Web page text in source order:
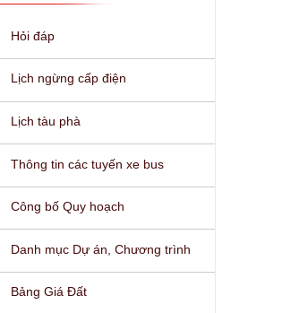
Hỏi đáp
Lịch ngừng cấp điện
Lịch tàu phà
Thông tin các tuyến xe bus
Công bố Quy hoạch
Danh mục Dự án, Chương trình
Bảng Giá Đất